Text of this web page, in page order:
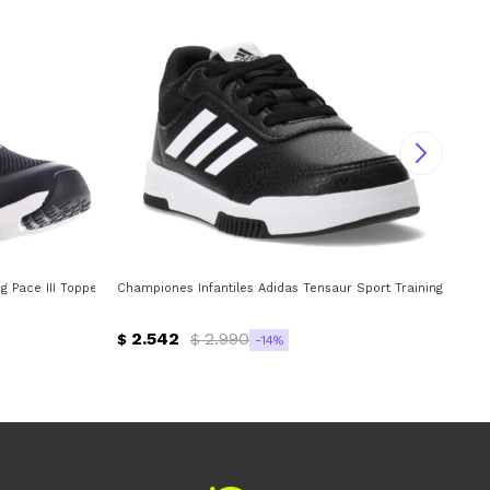
Pace III Topper - Negro - GrisChampiones Infantiles Adidas Tensaur Sport Training Lace
$ 2.542 $ 2.990 14